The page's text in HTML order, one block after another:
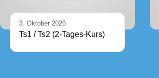
3. Oktober 2026
Ts1 / Ts2 (2-Tages-Kurs)